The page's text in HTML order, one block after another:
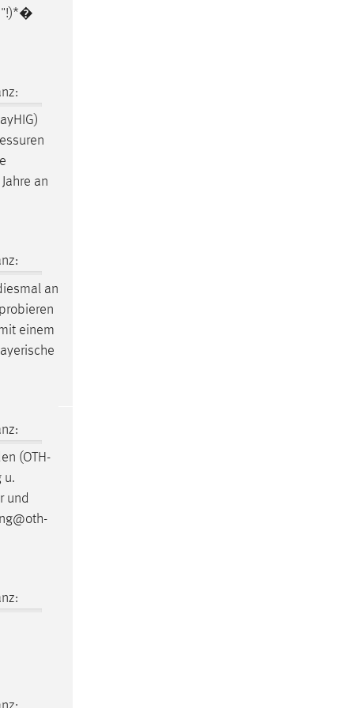
an
an
einem
(OTH-
u.
und